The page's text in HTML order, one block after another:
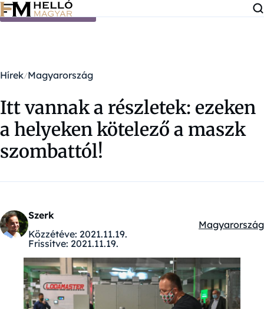
Ugrás a tartalomra
Hírek Magyarország
Itt vannak a részletek: ezeken
a helyeken kötelező a maszk
szombattól!
Szerk
Közzétéve: 2021.11.19.
Frissítve: 2021.11.19.
Kategóriák:
Magyarország